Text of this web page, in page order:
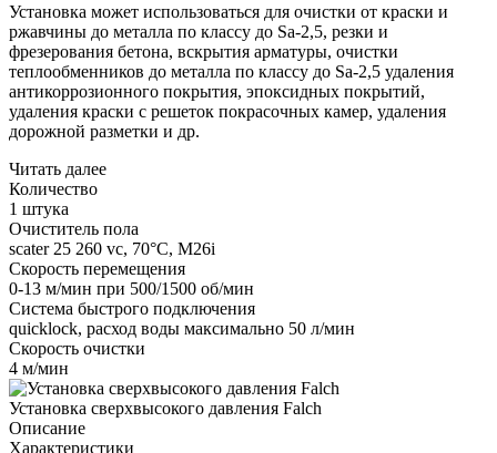
Установка может использоваться для очистки от краски и
ржавчины до металла по классу до Sa-2,5, резки и
фрезерования бетона, вскрытия арматуры, очистки
теплообменников до металла по классу до Sa-2,5 удаления
антикоррозионного покрытия, эпоксидных покрытий,
удаления краски с решеток покрасочных камер, удаления
дорожной разметки и др.
Читать далее
Количество
1 штука
Очиститель пола
scater 25 260 vc, 70°C, M26i
Скорость перемещения
0-13 м/мин при 500/1500 об/мин
Система быстрого подключения
quicklock, расход воды максимально 50 л/мин
Скорость очистки
4 м/мин
Установка сверхвысокого давления Falch
Описание
Характеристики